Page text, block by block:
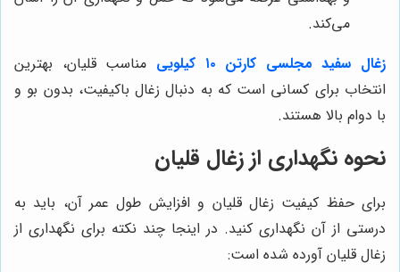
می‌کند.
زغال سفید مجلسی کارتن ۱۰ کیلویی
مناسب قلیان، بهترین
انتخاب برای کسانی است که به دنبال زغال باکیفیت، بدون بو و
با دوام بالا هستند.
نحوه نگهداری از زغال قلیان
برای حفظ کیفیت زغال قلیان و افزایش طول عمر آن، باید به
درستی از آن نگهداری کنید. در اینجا چند نکته برای نگهداری از
زغال قلیان آورده شده است: